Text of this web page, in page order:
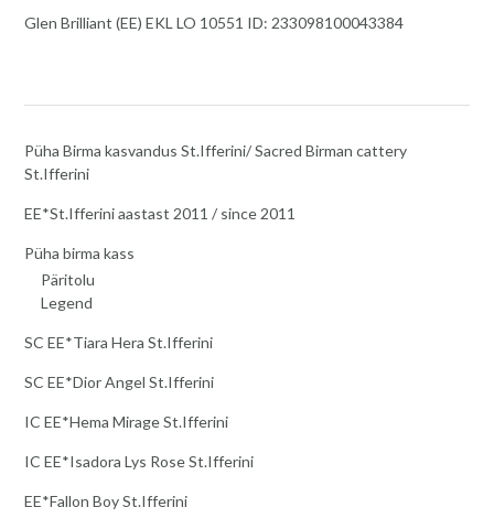
Glen Brilliant (EE) EKL LO 10551 ID: 233098100043384
Püha Birma kasvandus St.Ifferini/ Sacred Birman cattery
St.Ifferini
EE*St.Ifferini aastast 2011 / since 2011
Püha birma kass
Päritolu
Legend
SC EE*Tiara Hera St.Ifferini
SC EE*Dior Angel St.Ifferini
IC EE*Hema Mirage St.Ifferini
IC EE*Isadora Lys Rose St.Ifferini
EE*Fallon Boy St.Ifferini